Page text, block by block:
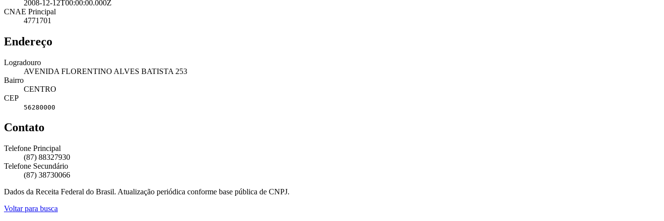
2008-12-12T00:00:00.000Z
CNAE Principal
4771701
Endereço
Logradouro
AVENIDA FLORENTINO ALVES BATISTA 253
Bairro
CENTRO
CEP
56280000
Contato
Telefone Principal
(87) 88327930
Telefone Secundário
(87) 38730066
Dados da Receita Federal do Brasil. Atualização periódica conforme base pública de CNPJ.
Voltar para busca